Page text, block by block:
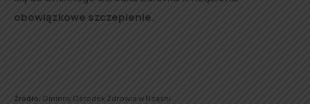
obowiązkowe szczepienie.
Źródło: Gminny Ośrodek Zdrowia w Rząśni.